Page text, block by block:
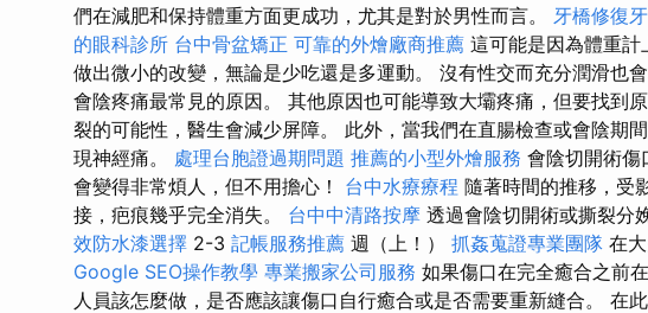
們在減肥和保持體重方面更成功，尤其是對於男性而言。 牙橋修復
的眼科診所 台中骨盆矯正 可靠的外燴廠商推薦 這可能是因為體重
做出微小的改變，無論是少吃還是多運動。 沒有性交而充分潤滑也
會陰疼痛最常見的原因。 其他原因也可能導致大壩疼痛，但要找到
裂的可能性，醫生會減少屏障。 此外，當我們在直腸檢查或會陰期
現神經痛。 處理台胞證過期問題 推薦的小型外燴服務 會陰切開術傷
會變得非常煩人，但不用擔心！ 台中水療療程 隨著時間的推移，受
接，疤痕幾乎完全消失。 台中中清路按摩 透過會陰切開術或撕裂分
效防水漆選擇 2-3 記帳服務推薦 週（上！） 抓姦蒐證專業團隊 在
Google SEO操作教學 專業搬家公司服務 如果傷口在完全癒合之前
人員該怎麼做，是否應該讓傷口自行癒合或是否需要重新縫合。 在